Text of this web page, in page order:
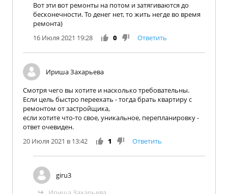
Вот эти вот ремонты на потом и затягиваются до
бесконечности. То денег нет, то жить негде во время
ремонта)
16 Июля 2021 19:28
0 Ответить
Ириша Захарьева
Смотря чего вы хотите и насколько требовательны.
Если цель быстро переехать - тогда брать квартиру с
ремонтом от застройщика,
если хотите что-то свое, уникальное, перепланировку -
ответ очевиден.
20 Июля 2021 в 13:42
1 Ответить
giru3